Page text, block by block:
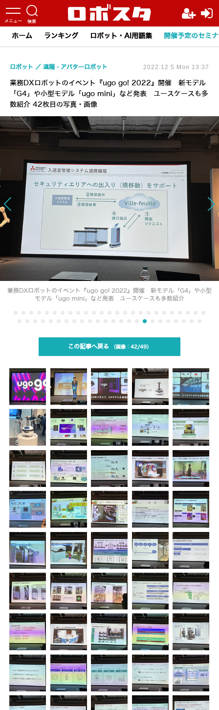
ホーム ランキング ロボット・AI用語集 開催予定のセミ
業務DXロボットのイベント『ugo go! 2022』開催 新モデル
「G4」や小型モデル「ugo mini」など発表 ユースケースも多
数紹介 42枚目の写真・画像
ロボット 遠隔・アバターロボット 2022.12.5 Mon 13:37
業務DXロボットのイベント『ugo go! 2022』開催 新モデル「G4」や小型
モデル「ugo mini」など発表 ユースケースも多数紹介
この記事へ戻る 42/49